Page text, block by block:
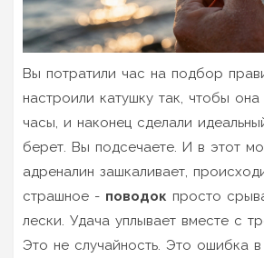
Вы потратили час на подбор
настроили катушку так, чтобы
часы, и наконец сделали
берет. Вы подсечаете. И в этот
адреналин зашкаливает,
страшное - поводок просто
лески. Удача уплывает вместе с
Это не случайность. Это ошибка